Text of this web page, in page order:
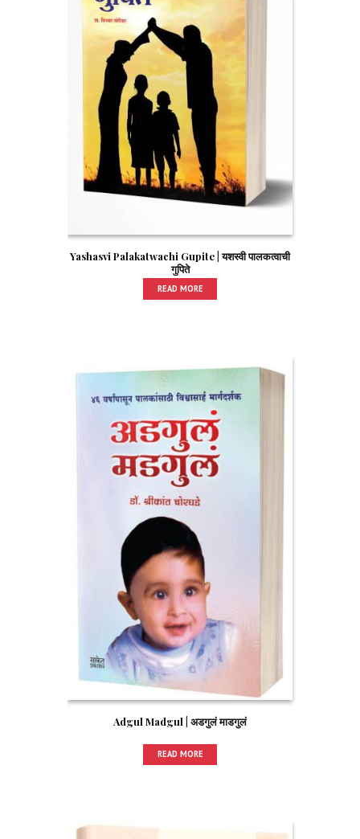
Yashasvi Palakatwachi Gupite | यशस्वी पालकत्वाची
गुपिते
READ MORE
Adgul Madgul | अडगुलं माडगुलं
READ MORE